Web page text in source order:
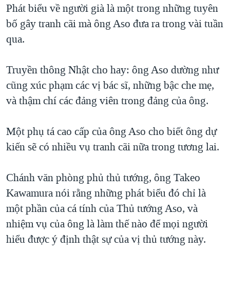
THƯỢNG ĐỈNH TRUMP-KIM TẠI VIỆT NAM
TRỊNH VĨNH BÌNH VS. CHÍNH PHỦ VIỆT NAM
BÊN KIA QUỐC LỘ: TIẾNG VỌNG TỪ NÔNG THÔN MỸ
QUAN HỆ VIỆT MỸ
Phát biểu về người già là một trong những tuyên
bố gây tranh cãi mà ông Aso đưa ra trong vài tuần
qua.
Truyền thông Nhật cho hay: ông Aso dường như
cũng xúc phạm các vị bác sĩ, những bậc che mẹ,
và thậm chí các đảng viên trong đảng của ông.
Một phụ tá cao cấp của ông Aso cho biết ông dự
kiến sẽ có nhiều vụ tranh cãi nữa trong tương lai.
Chánh văn phòng phủ thủ tướng, ông Takeo
Kawamura nói rằng những phát biểu đó chỉ là
một phần của cá tính của Thủ tướng Aso, và
nhiệm vụ của ông là làm thế nào để mọi người
hiểu được ý định thật sự của vị thủ tướng này.